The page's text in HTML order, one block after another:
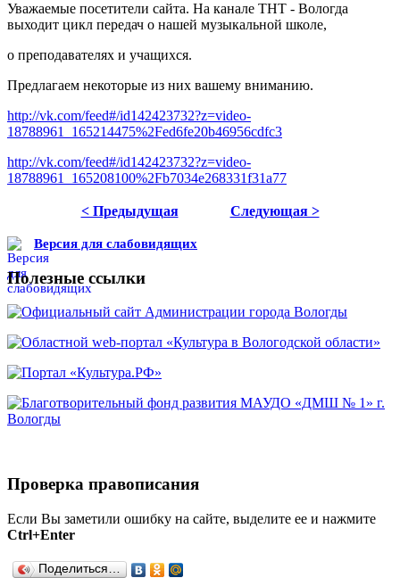
Уважаемые посетители сайта. На канале ТНТ - Вологда
выходит цикл передач о нашей музыкальной школе,
о преподавателях и учащихся.
Предлагаем некоторые из них вашему вниманию.
http://vk.com/feed#/id142423732?z=video-
18788961_165214475%2Fed6fe20b46956cdfc3
http://vk.com/feed#/id142423732?z=video-
18788961_165208100%2Fb7034e268331f31a77
< Предыдущая Следующая >
Версия для слабовидящих
Полезные ссылки
Проверка правописания
Если Вы заметили ошибку на сайте, выделите ее и нажмите
Ctrl+Enter
Поделиться…